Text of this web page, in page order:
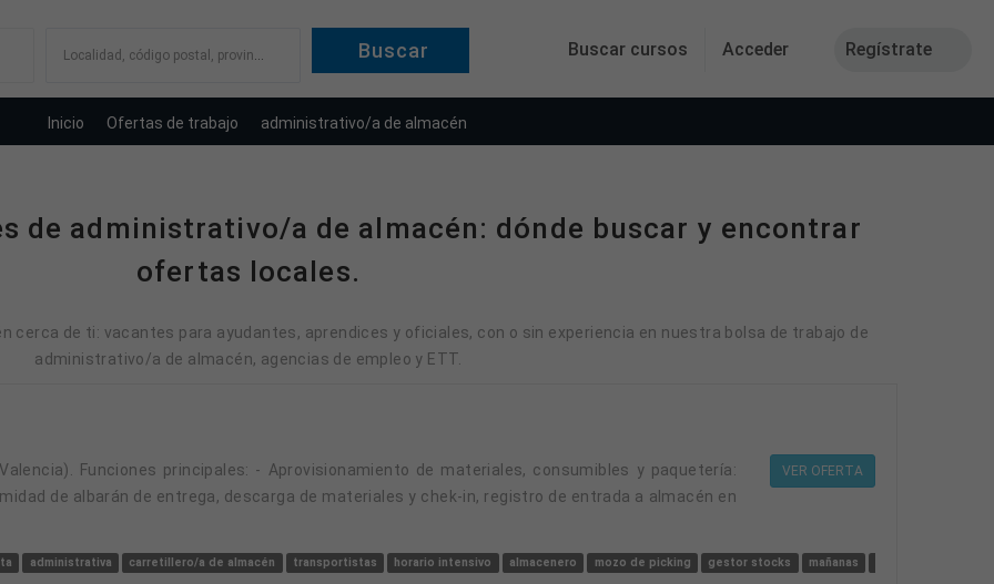
Buscar cursos Acceder Regístrate
Localidad, código postal, provincia
Inicio Ofertas de trabajo administrativo/a de almacén
de administrativo/a de almacén: dónde buscar y encontrar
ofertas locales.
de ti: vacantes para ayudantes, aprendices y oficiales, con o sin experiencia en nuestra bolsa de trabajo de
administrativo/a de almacén, agencias de empleo y ETT.
de albarán de entrega, descarga de materiales y chek-in, registro de entrada a almacén en
VER OFERTA
administrativa carretillero/a de almacén transportistas horario intensivo almacenero mozo de picking gestor stocks mañanas